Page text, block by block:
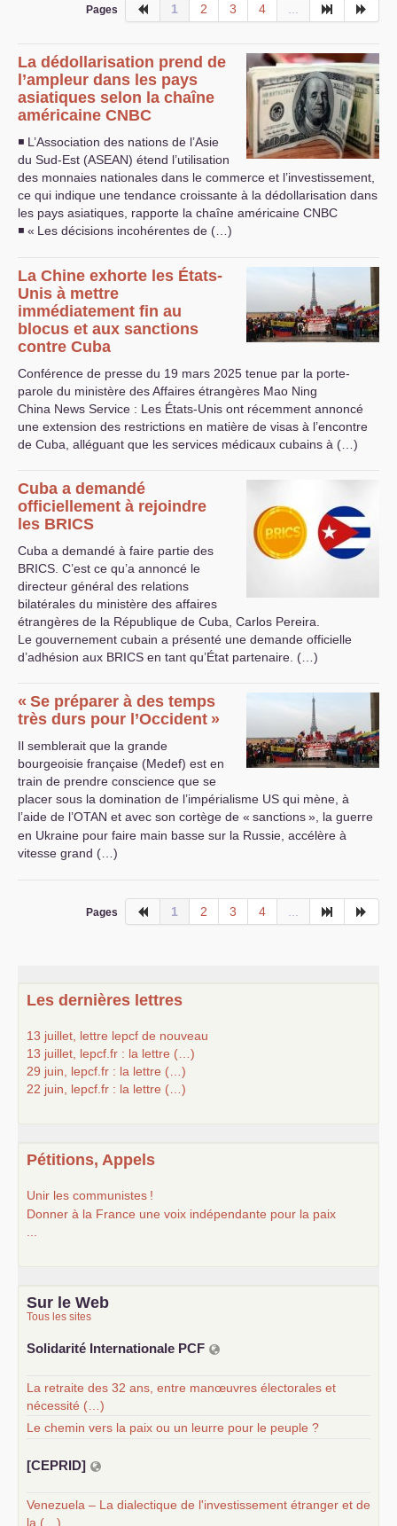
Pages 1 2 3 4
La dédollarisation prend de
l’ampleur dans les pays
asiatiques selon la chaîne
américaine CNBC
◾ L’Association des nations de l’Asie
du Sud-Est (ASEAN) étend l’utilisation
des monnaies nationales dans le commerce et l’investissement,
ce qui indique une tendance croissante à la dédollarisation dans
les pays asiatiques, rapporte la chaîne américaine CNBC
◾ « Les décisions incohérentes de (…)
La Chine exhorte les États-
Unis à mettre
immédiatement fin au
blocus et aux sanctions
contre Cuba
Conférence de presse du 19 mars 2025 tenue par la porte-
parole du ministère des Affaires étrangères Mao Ning
China News Service : Les États-Unis ont récemment annoncé
une extension des restrictions en matière de visas à l’encontre
de Cuba, alléguant que les services médicaux cubains à (…)
Cuba a demandé
officiellement à rejoindre
les BRICS
Cuba a demandé à faire partie des
BRICS . C’est ce qu’a annoncé le
directeur général des relations
bilatérales du ministère des affaires
étrangères de la République de Cuba, Carlos Pereira.
Le gouvernement cubain a présenté une demande officielle
d’adhésion aux BRICS en tant qu’État partenaire. (…)
« Se préparer à des temps
très durs pour l’Occident »
Il semblerait que la grande
bourgeoisie française (Medef) est en
train de prendre conscience que se
placer sous la domination de l’impérialisme US qui mène, à
l’aide de l’OTAN et avec son cortège de « sanctions», la guerre
en Ukraine pour faire main basse sur la Russie, accélère à
vitesse grand (…)
Pages 1 2 3 4
Les dernières lettres
13 juillet, lettre lepcf de nouveau
13 juillet, lepcf.fr : la lettre (…)
29 juin, lepcf.fr : la lettre (…)
22 juin, lepcf.fr : la lettre (…)
Pétitions, Appels
Unir les communistes !
Donner à la France une voix indépendante pour la paix
Sur le Web
Tous les sites
Solidarité Internationale PCF
La retraite des 32 ans, entre manœuvres électorales et
nécessité (…)
Le chemin vers la paix ou un leurre pour le peuple ?
[CEPRID]
Venezuela – La dialectique de l'investissement étranger et de
la (…)